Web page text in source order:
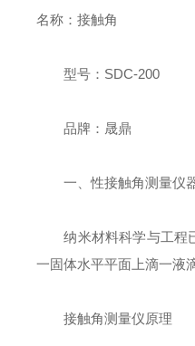
名称：接触角
型号：SDC-200
品牌：晟鼎
一、性接触角测量仪器
纳米材料科学与工程已
一固体水平平面上滴一液
接触角测量仪原理